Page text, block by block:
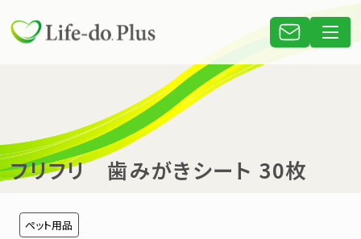
フリフリ 歯みがきシート 30枚
ペット用品